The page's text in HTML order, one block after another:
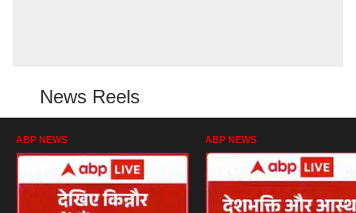
News Reels
ABP NEWS ABP NEWS